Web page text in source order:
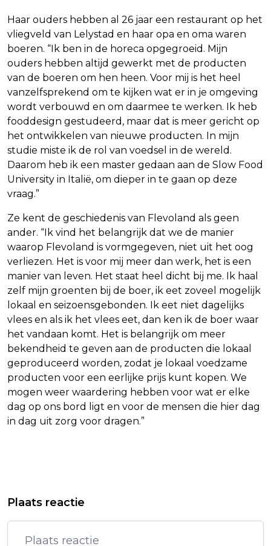
Haar ouders hebben al 26 jaar een restaurant op het
vliegveld van Lelystad en haar opa en oma waren
boeren. “Ik ben in de horeca opgegroeid. Mijn
ouders hebben altijd gewerkt met de producten
van de boeren om hen heen. Voor mij is het heel
vanzelfsprekend om te kijken wat er in je omgeving
wordt verbouwd en om daarmee te werken. Ik heb
fooddesign gestudeerd, maar dat is meer gericht op
het ontwikkelen van nieuwe producten. In mijn
studie miste ik de rol van voedsel in de wereld.
Daarom heb ik een master gedaan aan de Slow Food
University in Italië, om dieper in te gaan op deze
vraag.”
Ze kent de geschiedenis van Flevoland als geen
ander. “Ik vind het belangrijk dat we de manier
waarop Flevoland is vormgegeven, niet uit het oog
verliezen. Het is voor mij meer dan werk, het is een
manier van leven. Het staat heel dicht bij me. Ik haal
zelf mijn groenten bij de boer, ik eet zoveel mogelijk
lokaal en seizoensgebonden. Ik eet niet dagelijks
vlees en als ik het vlees eet, dan ken ik de boer waar
het vandaan komt. Het is belangrijk om meer
bekendheid te geven aan de producten die lokaal
geproduceerd worden, zodat je lokaal voedzame
producten voor een eerlijke prijs kunt kopen. We
mogen weer waardering hebben voor wat er elke
dag op ons bord ligt en voor de mensen die hier dag
in dag uit zorg voor dragen.”
AEX OPENT VRIJWEL VLAK
Plaats reactie